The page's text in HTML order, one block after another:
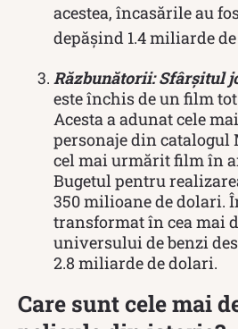
acestea, încasările au
depășind 1.4 miliarde
Răzbunătorii: Sfârșitul
este închis de un film tot
Acesta a adunat cele
personaje din catalogul
cel mai urmărit film în
Bugetul pentru
350 milioane de dolari.
transformat în cea mai
universului de benzi
2.8 miliarde de dolari.
Care sunt cele mai